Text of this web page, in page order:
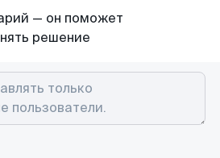
— он поможет
решение